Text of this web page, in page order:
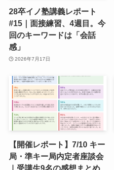
28卒イノ塾講義レポート
#15｜面接練習、4週目。今
回のキーワードは「会話
感」
2026年7月17日
【開催レポート】7/10 キー
局・準キー局内定者座談会
｜受講生9名の感想まとめ